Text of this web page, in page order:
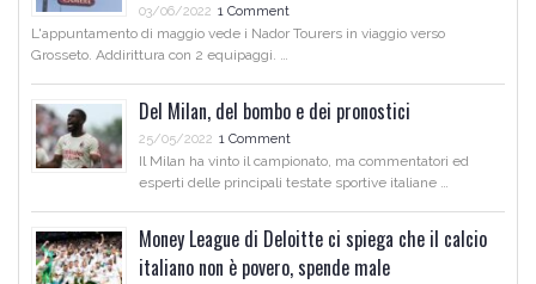
03/06/2022 1 Comment
L'appuntamento di maggio vede i Nador Tourers in viaggio verso
Grosseto. Addirittura con 2 equipaggi. …
Del Milan, del bombo e dei pronostici
25/05/2022 1 Comment
Il Milan ha vinto il campionato, ma commentatori ed
esperti delle principali testate sportive italiane …
Money League di Deloitte ci spiega che il calcio
italiano non è povero, spende male